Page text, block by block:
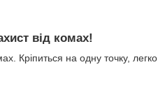
від комах!
Кріпиться на одну точку, легко